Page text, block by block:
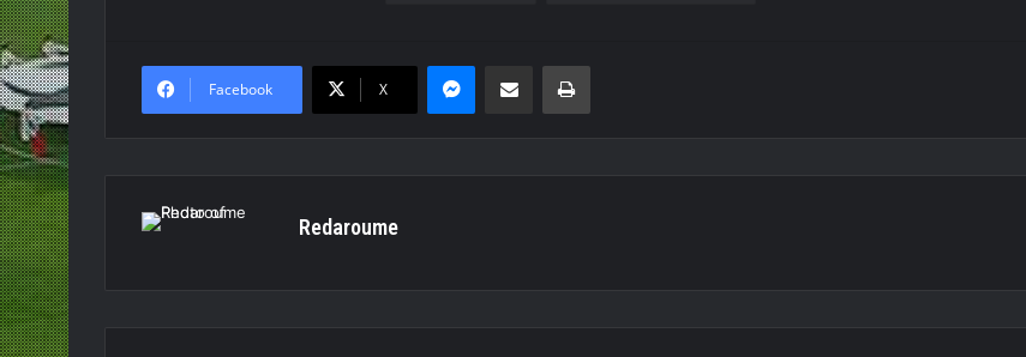
Facebook X
MessengerΚοινοποίηση μέσω ηλεκτρονικού ταχυδρομείουΕκτύπωση
Redaroume